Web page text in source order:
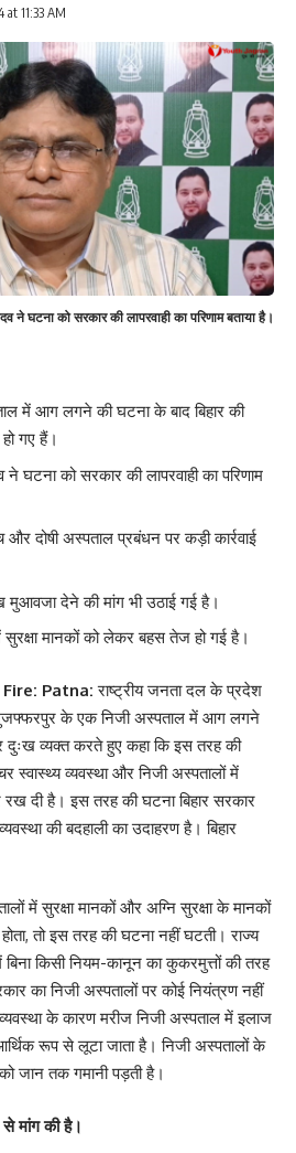
at 11:33 AM
ने घटना को सरकार की लापरवाही का परिणाम बताया है।
में आग लगने की घटना के बाद बिहार की
गए हैं।
घटना को सरकार की लापरवाही का परिणाम
और दोषी अस्पताल प्रबंधन पर कड़ी कार्रवाई
देने की मांग भी उठाई गई है।
सुरक्षा मानकों को लेकर बहस तेज हो गई है।
Patna:राष्ट्रीय जनता दल के प्रदेश
के एक निजी अस्पताल में आग लगने
दुःख व्यक्त करते हुए कहा कि इस तरह की
स्वास्थ्य व्यवस्था और निजी अस्पतालों में
रख दी है। इस तरह की घटना बिहार सरकार
की बदहाली का उदाहरण है। बिहार
में सुरक्षा मानकों और अग्नि सुरक्षा के मानकों
तो इस तरह की घटना नहीं घटती। राज्य
किसी नियम-कानून का कुकरमुत्तों की तरह
का निजी अस्पतालों पर कोई नियंत्रण नहीं
के कारण मरीज निजी अस्पताल में इलाज
रूप से लूटा जाता है। निजी अस्पतालों के
जान तक गमानी पड़ती है।
से मांग की है।